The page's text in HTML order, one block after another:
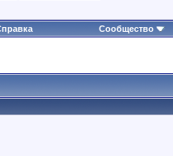
Сообщество